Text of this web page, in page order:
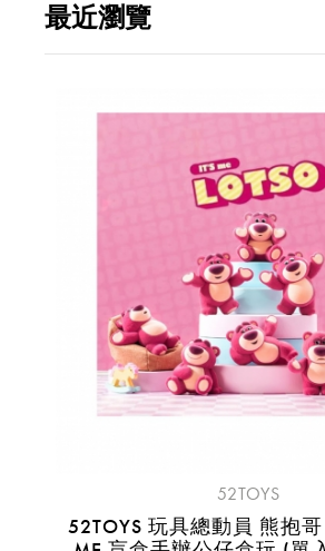
最近瀏覽
52TOYS
52TOYS 玩具總動員 熊抱